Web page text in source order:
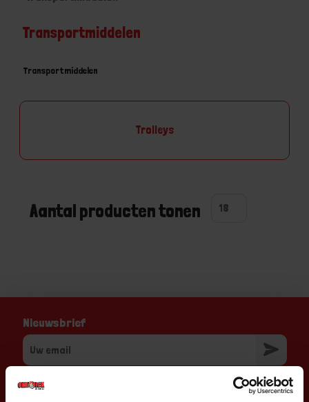
Transportmiddelen
Transportmiddelen
Trolleys
Aantal producten tonen
Nieuwsbrief